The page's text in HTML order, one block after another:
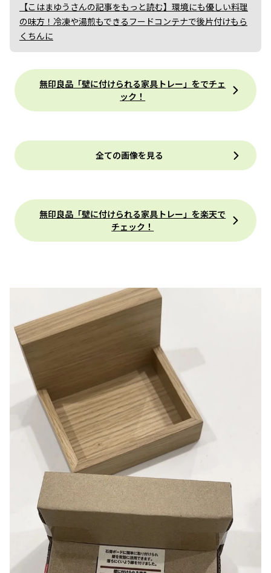
【こはまゆうさんの記事をもっと読む】環境にも優しい料理
の味方！冷凍や湯煎もできるフードコンテナで後片付けもら
くちんに
無印良品「壁に付けられる家具トレー」をでチェ
ック！
全ての画像を見る
無印良品「壁に付けられる家具トレー」を楽天で
チェック！